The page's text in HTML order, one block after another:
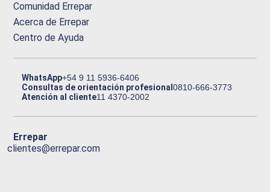
Comunidad Errepar
Acerca de Errepar
Centro de Ayuda
WhatsApp+54 9 11 5936-6406
Consultas de orientación profesional0810-666-3773
Atención al cliente11 4370-2002
Errepar
clientes@errepar.com